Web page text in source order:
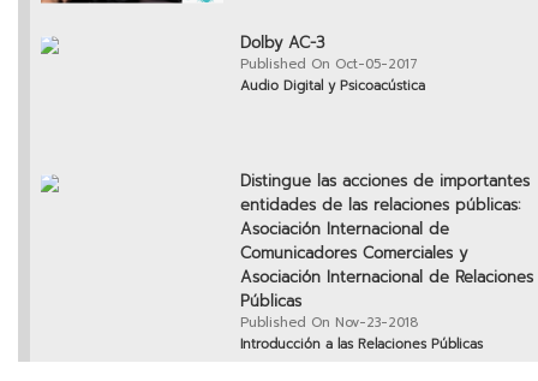
Dolby AC-3
Published On Oct-05-2017
Audio Digital y Psicoacústica
Distingue las acciones de importantes
entidades de las relaciones públicas:
Asociación Internacional de
Comunicadores Comerciales y
Asociación Internacional de Relaciones
Públicas
Published On Nov-23-2018
Introducción a las Relaciones Públicas